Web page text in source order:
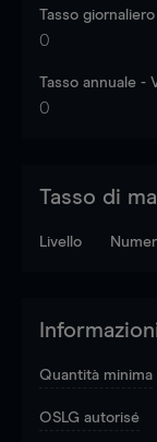
Tasso
0
Tasso annuale -
0
Tasso di
Livello
Quantità minima
OSLG autorisé